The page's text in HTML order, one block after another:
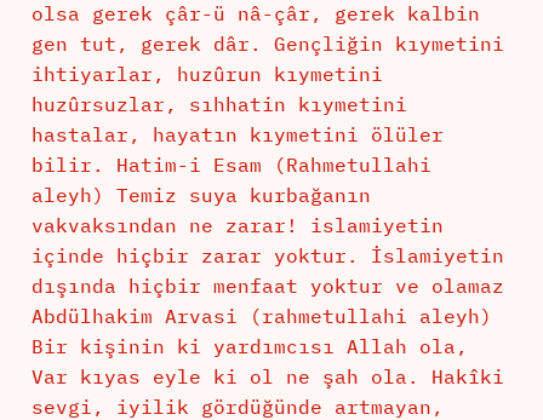
olsa gerek çâr-ü nâ-çâr, gerek kalbin
gen tut, gerek dâr. Gençliğin kıymetini
ihtiyarlar, huzûrun kıymetini
huzûrsuzlar, sıhhatin kıymetini
hastalar, hayatın kıymetini ölüler
bilir. Hatim-i Esam (Rahmetullahi
aleyh) Temiz suya kurbağanın
vakvaksından ne zarar! islamiyetin
içinde hiçbir zarar yoktur. İslamiyetin
dışında hiçbir menfaat yoktur ve olamaz
Abdülhakim Arvasi (rahmetullahi aleyh)
Bir kişinin ki yardımcısı Allah ola,
Var kıyas eyle ki ol ne şah ola. Hakîki
sevgi, iyilik gördüğünde artmayan,